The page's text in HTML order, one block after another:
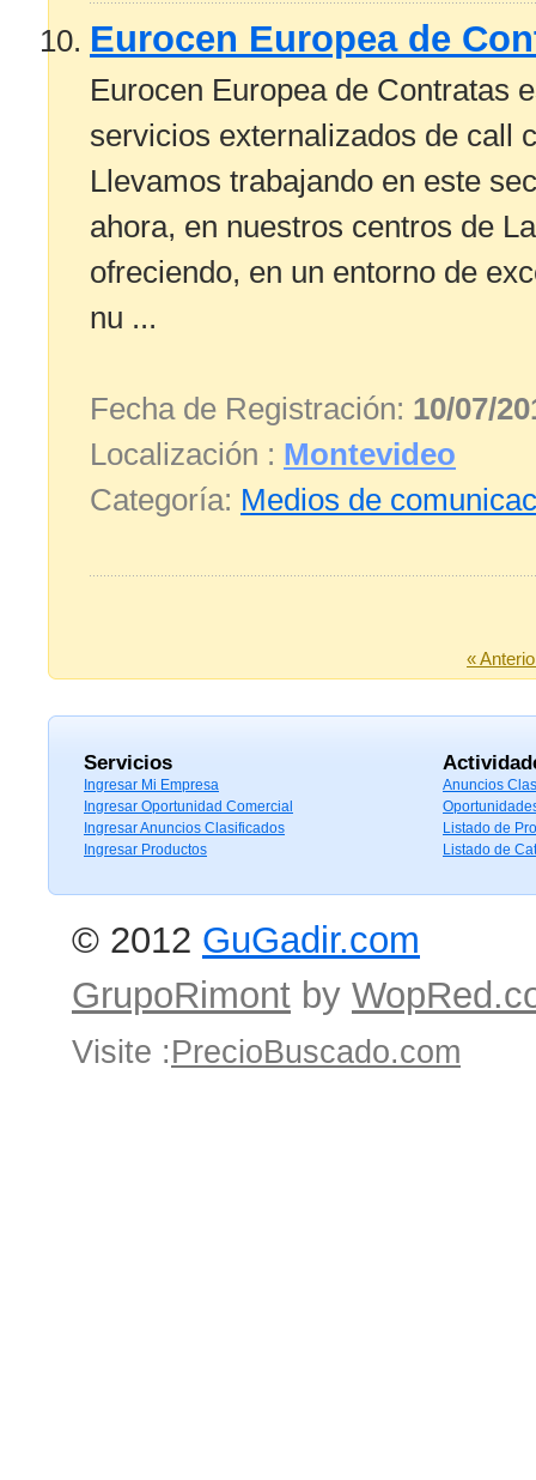
Eurocen Europea de
Eurocen Europea de Contratas
servicios externalizados de call
Llevamos trabajando en este
ahora, en nuestros centros de
ofreciendo, en un entorno de
nu ...
Fecha de Registración: 10/07/
Localización : Montevideo
Categoría: Medios de
«
Servicios
Ingresar Mi Empresa
Ingresar Oportunidad Comercial
Ingresar Anuncios Clasificados
Ingresar Productos
Anuncios
Listado de
Listado de
© 2012 GuGadir.com
GrupoRimont by
Visite :PrecioBuscado.com